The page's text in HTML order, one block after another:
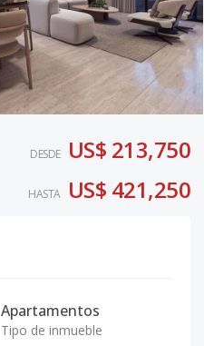
DESDE US$ 213,750
HASTA US$ 421,250
Apartamentos
Tipo de inmueble